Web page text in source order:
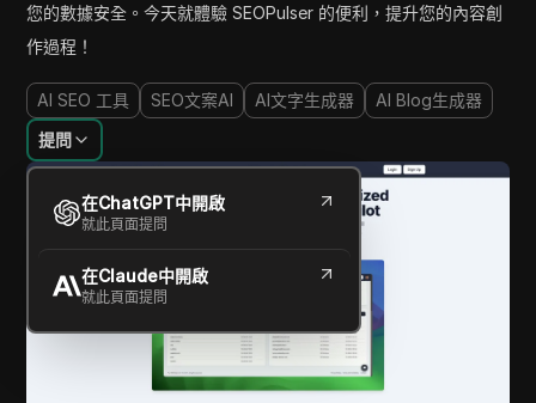
您的數據安全。今天就體驗 SEOPulser 的便利，提升您的內容創
作過程！
AI SEO 工具 SEO文案AI AI文字生成器
AI Blog生成器
提問
在ChatGPT中開啟
就此頁面提問
在Claude中開啟
就此頁面提問